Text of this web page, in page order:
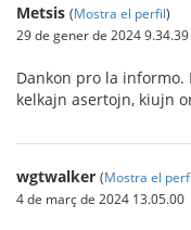
Metsis (Mostra el perfil)
29 de gener de 2024 9.34.39
Dankon pro la
kelkajn asertojn, kiujn
wgtwalker (Mostra el
4 de març de 2024 13.05.00